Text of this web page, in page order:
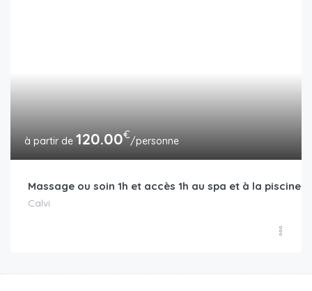
120.00€/personne
Massage ou soin 1h et accès 1h au spa et à la piscine
Calvi